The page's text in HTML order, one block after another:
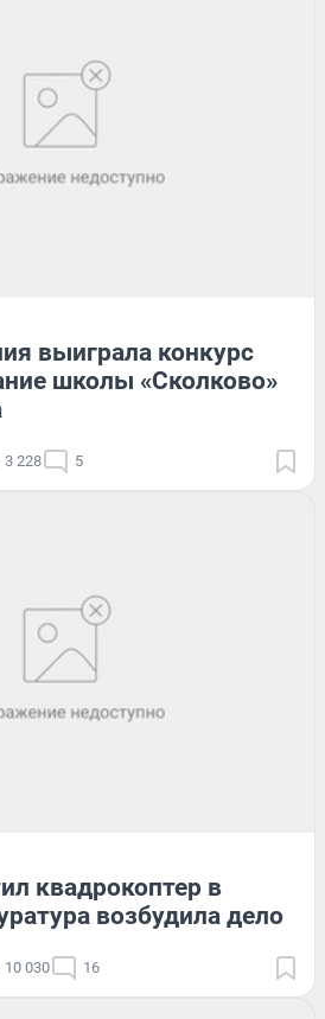
выиграла конкурс
школы «Сколково»
3 228 5
квадрокоптер в
возбудила дело
10 030 16